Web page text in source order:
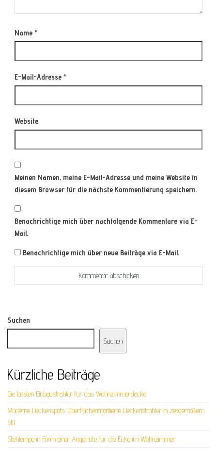
Name *
E-Mail-Adresse *
Website
Meinen Namen, meine E-Mail-Adresse und meine Website in
diesem Browser für die nächste Kommentierung speichern.
Benachrichtige mich über nachfolgende Kommentare via E-
Mail.
Benachrichtige mich über neue Beiträge via E-Mail.
Suchen
Suchen
Kürzliche Beiträge
Die besten Einbaustrahler für das Wohnzimmerdecke
Moderne Deckenspots: Oberflächenmontierte Deckenstrahler in zeitgemäßem
Stil
Stehlampe in Form einer Angelrute für die Ecke im Wohnzimmer